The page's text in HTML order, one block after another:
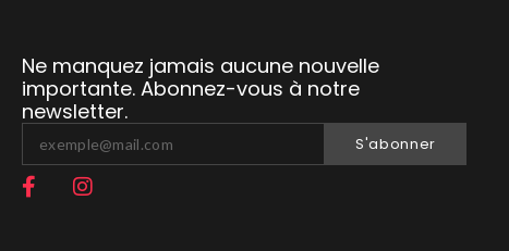
Ne manquez jamais aucune nouvelle
importante. Abonnez-vous à notre
newsletter.
S'abonner